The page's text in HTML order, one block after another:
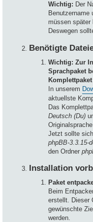
Wichtig: Der
Benutzername
müssen später
Deswegen
Benötigte
Wichtig: Zur
Sprachpaket
In unserem
aktuellste
Das
Deutsch (Du)
Originalsprache
Jetzt sollte
phpBB-3.3.15-
den Ordner
Installation
Paket
Beim
erstellt. Dieser
gewünschte
werden.